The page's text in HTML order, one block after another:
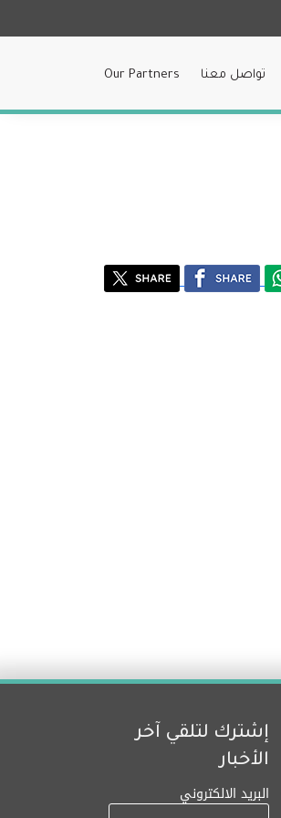
تواصل معنا Our Partners
إشترك لتلقي آخر
الأخبار
البريد الالكتروني